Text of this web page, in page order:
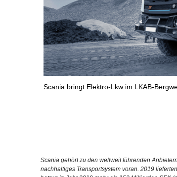
Scania bringt Elektro-Lkw im LKAB-
Scania gehört zu den weltweit führenden
nachhaltiges Transportsystem voran. 2019